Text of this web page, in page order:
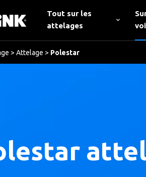
Tout sur les
attelages
> Attelage > Polestar